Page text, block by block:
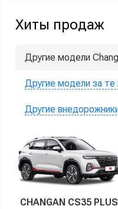
Хиты продаж
Другие модели
Другие модели за те
Другие
CHANGAN CS35 PLUS